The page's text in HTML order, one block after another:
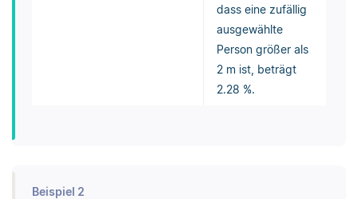
dass eine zufällig
ausgewählte
Person größer als
2 m ist, beträgt
2.28 %.
Beispiel 2